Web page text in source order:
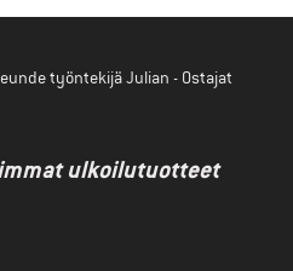
työntekijä Julian - Ostajat
ulkoilutuotteet